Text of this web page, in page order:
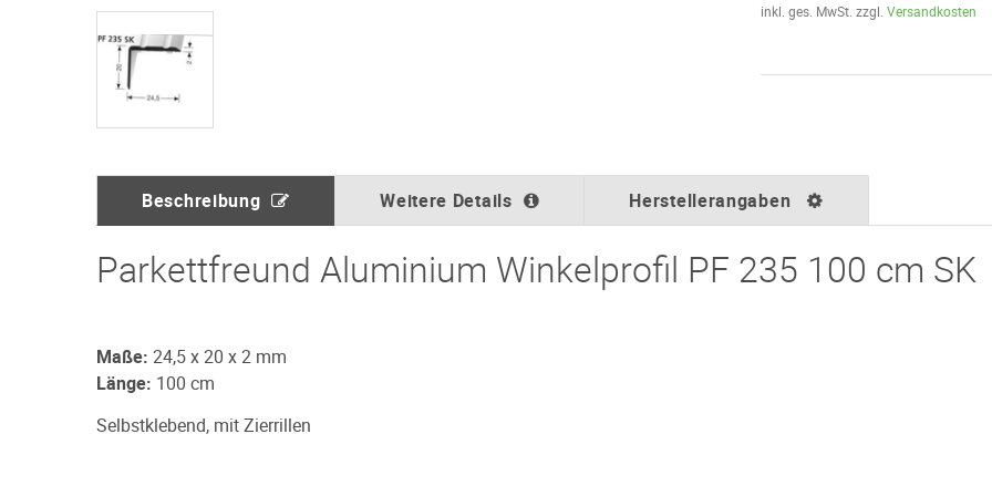
inkl. ges. MwSt. zzgl. Versandkosten
Beschreibung Weitere Details Herstellerangaben
Parkettfreund Aluminium Winkelprofil PF 235 100 cm SK
Maße: 24,5 x 20 x 2 mm
Länge: 100 cm
Selbstklebend, mit Zierrillen